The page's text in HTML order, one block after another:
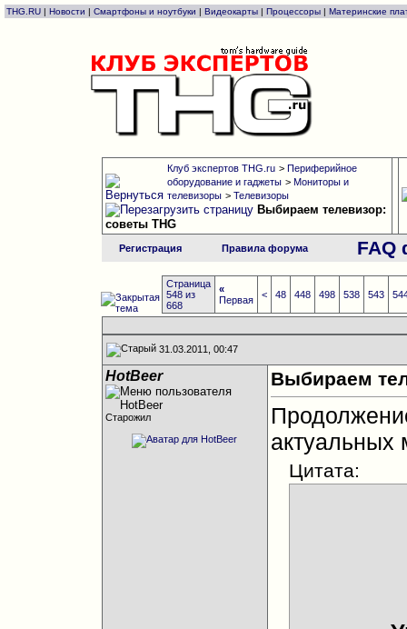
THG.RU | Новости | Смартфоны и ноутбуки | Видеокарты | Процессоры | Материнские
Клуб экспертов THG.ru > Периферийное
оборудование и гаджеты > Мониторы и
телевизоры > Телевизоры
Выбираем телевизор:
советы THG
Регистрация Правила форума FAQ
Страница
548 из
668
«
Первая
< 48 448 498 538 543
31.03.2011, 00:47
HotBeer
Старожил
Выбираем
актуальных
Цитата: